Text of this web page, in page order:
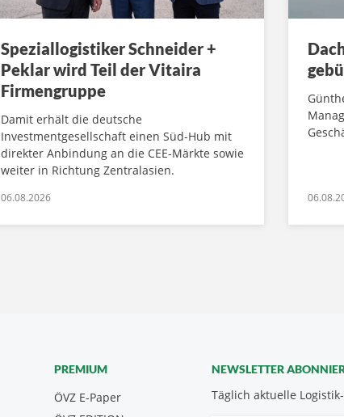
Speziallogistiker Schneider +
Peklar wird Teil der Vitaira
Firmengruppe
Damit erhält die deutsche
Investmentgesellschaft einen Süd-Hub mit
direkter Anbindung an die CEE-Märkte sowie
weiter in Richtung Zentralasien.
06.08.2026
NEWSLETTER
Täglich aktuelle
PREMIUM
ÖVZ E-Paper